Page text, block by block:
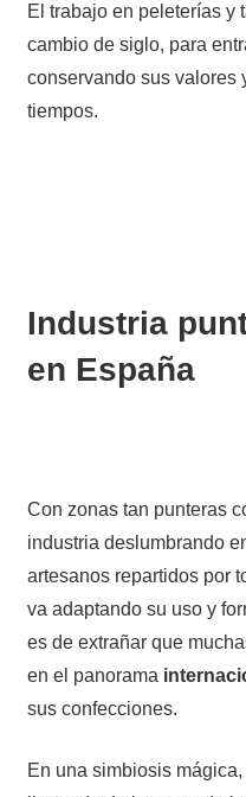
El trabajo en peleterías y
cambio de siglo, para
conservando sus valores
tiempos.
Industria
en España
Con zonas tan punteras
industria deslumbrando
artesanos repartidos por
va adaptando su uso y
es de extrañar que
en el panorama
sus confecciones.
En una simbiosis